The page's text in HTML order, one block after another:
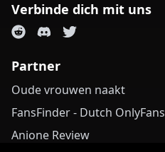
Verbinde dich mit uns
Partner
Oude vrouwen naakt
FansFinder - Dutch OnlyFans
Anione Review